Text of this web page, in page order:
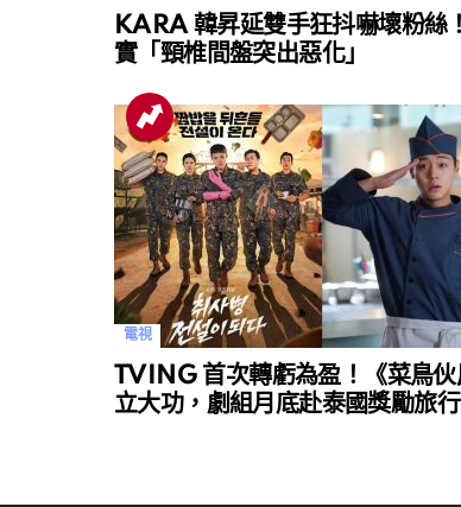
KARA 韓昇延雙手狂抖嚇壞粉絲
實「頸椎間盤突出惡化」
電視
TVING 首次轉虧為盈！《菜鳥伙
立大功，劇組月底赴泰國獎勵旅行